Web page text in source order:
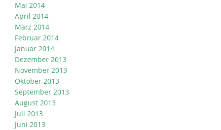
Mai 2014
April 2014
März 2014
Februar 2014
Januar 2014
Dezember 2013
November 2013
Oktober 2013
September 2013
August 2013
Juli 2013
Juni 2013